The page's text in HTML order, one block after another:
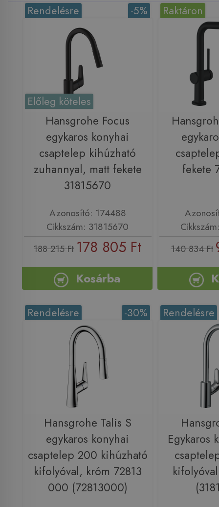
-5%
Rendelésre
Előleg köteles
Hansgrohe Focus
egykaros konyhai
csaptelep kihúzható
zuhannyal, matt fekete
31815670
Azonosító: 174488
Cikkszám: 31815670
188 215 Ft 178 805 Ft
Kosárba
Raktáron
fekete
140 834 Ft
-30%
Rendelésre
Hansgrohe Talis S
egykaros konyhai
csaptelep 200 kihúzható
kifolyóval, króm 72813
000 (72813000)
Rendelésre
Egykaros